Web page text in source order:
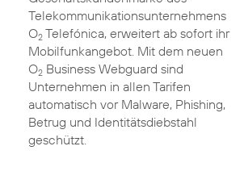
Telekommunikationsunternehmens
O2Telefónica, erweitert ab sofort ihr
Mobilfunkangebot. Mit dem neuen
O2Business Webguard sind
Unternehmen in allen Tarifen
automatisch vor Malware, Phishing,
Betrug und Identitätsdiebstahl
geschützt.